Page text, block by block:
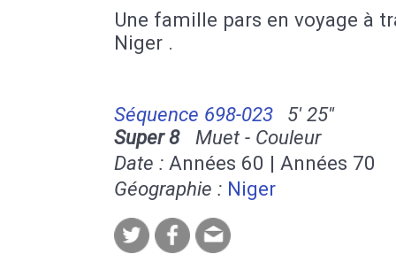
Une famille pars en voyage à
Niger .
Séquence 698-023
5' 25''
Super 8Muet - Couleur
Date : Années 60 | Années 70
Géographie : Niger